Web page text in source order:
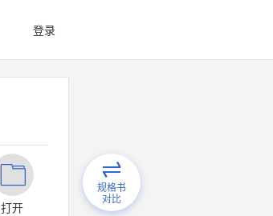
登录
打开
规格书
对比